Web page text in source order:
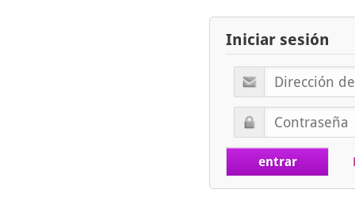
Iniciar sesión